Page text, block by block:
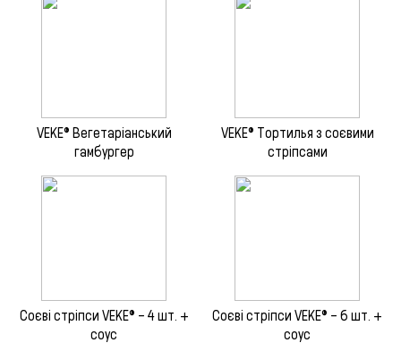
VEKE® Вегетаріанський
гамбургер
VEKE® Тортилья з соєвими
стріпсами
Соєві стріпси VEKE® – 4 шт. +
соус
Соєві стріпси VEKE® – 6 шт. +
соус